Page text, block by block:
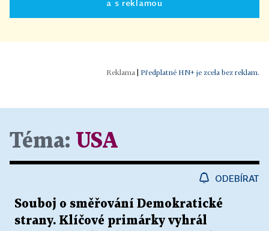
a s reklamou
Předplatné HN+ je zcela bez reklam.
Téma: USA
ODEBÍRAT
Souboj o směřování Demokratické
strany. Klíčové primárky vyhrál